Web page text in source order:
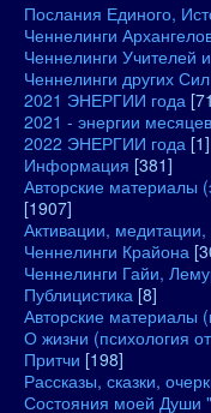
Послания Единого,
Ченнелинги
Ченнелинги Учителей
Ченнелинги других
2021 ЭНЕРГИИ года
2021 - энергии месяцев
2022 ЭНЕРГИИ года [1]
Информация [381]
Авторские материалы
[1907]
Активации, медитации,
Ченнелинги Крайона
Ченнелинги Гайи,
Публицистика [8]
Авторские материалы
О жизни (психология
Притчи [198]
Рассказы, сказки,
Состояния моей